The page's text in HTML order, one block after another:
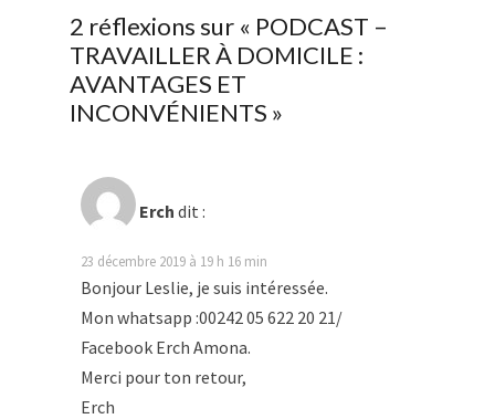
2 réflexions sur « PODCAST –
TRAVAILLER À DOMICILE :
AVANTAGES ET
INCONVÉNIENTS »
Erch dit :
23 décembre 2019 à 19 h 16 min
Bonjour Leslie, je suis intéressée.
Mon whatsapp :00242 05 622 20 21/
Facebook Erch Amona.
Merci pour ton retour,
Erch